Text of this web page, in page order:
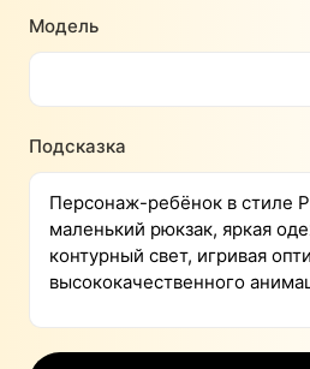
Модель
Подсказка